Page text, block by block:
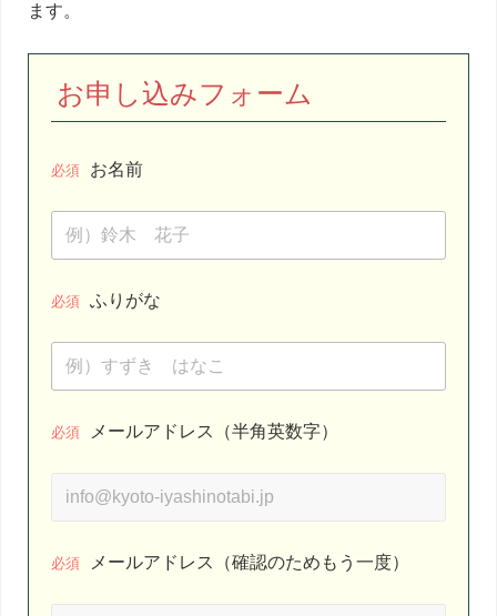
ます。
お申し込みフォーム
必須 お名前
必須 ふりがな
必須 メールアドレス（半角英数字）
必須 メールアドレス（確認のためもう一度）